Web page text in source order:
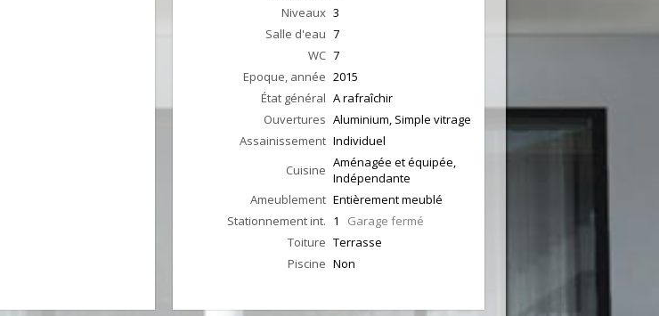
Niveaux 3
Salle d'eau 7
WC 7
Epoque, année 2015
État général A rafraîchir
Ouvertures Aluminium, Simple vitrage
Assainissement Individuel
Cuisine Aménagée et équipée,
Indépendante
Ameublement Entièrement meublé
Stationnement int. 1 Garage fermé
Toiture Terrasse
Piscine Non